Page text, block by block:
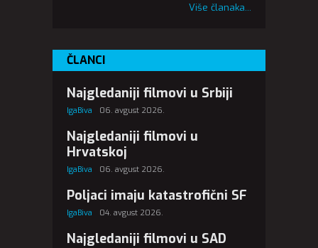
Više članaka...
ČLANCI
Najgledaniji filmovi u Srbiji
IgaBiva 06. avgust 2026.
Najgledaniji filmovi u
Hrvatskoj
IgaBiva 06. avgust 2026.
Poljaci imaju katastrofični SF
IgaBiva 04. avgust 2026.
Najgledaniji filmovi u SAD